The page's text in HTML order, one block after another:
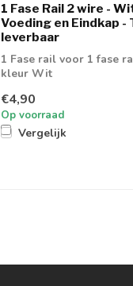
1 Fase Rail 2 wire -
Voeding en Eindkap
leverbaar
1 Fase rail voor 1 fase
kleur Wit
€4,90
Op voorraad
Vergelijk